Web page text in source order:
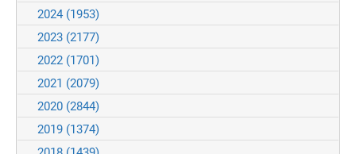
2024 (1953)
2023 (2177)
2022 (1701)
2021 (2079)
2020 (2844)
2019 (1374)